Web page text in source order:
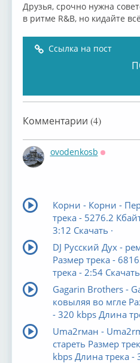
Друзья, срочно нужна
в ритме R&B, но кидайте
Ссылка на пост
Комментарии (4)
ovodenkosb
Корни - Корни -
трека - 5276.2
3:12 Скачать ·
DJ Русский Дух -
Размер трека -
трека - 2:54 Скачать
Gagarin Brothers -
ковыляя во мгле
- 320 kbps Длина
Uma2rман -
стареть Размер
kbps Длина трека -